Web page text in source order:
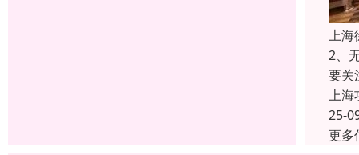
上海
2、
要关
上海
25-
更多